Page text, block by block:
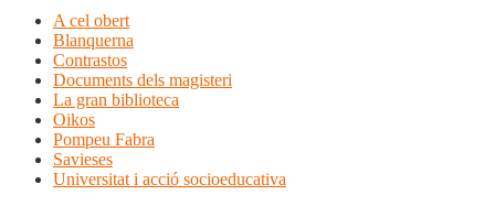
A cel obert
Blanquerna
Contrastos
Documents dels magisteri
La gran biblioteca
Oikos
Pompeu Fabra
Savieses
Universitat i acció socioeducativa